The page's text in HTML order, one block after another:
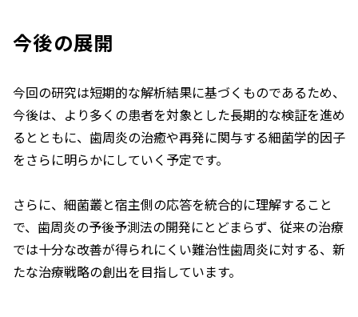
今後の展開
今回の研究は短期的な解析結果に基づくものであるため、
今後は、より多くの患者を対象とした長期的な検証を進め
るとともに、歯周炎の治癒や再発に関与する細菌学的因子
をさらに明らかにしていく予定です。
さらに、細菌叢と宿主側の応答を統合的に理解すること
で、歯周炎の予後予測法の開発にとどまらず、従来の治療
では十分な改善が得られにくい難治性歯周炎に対する、新
たな治療戦略の創出を目指しています。